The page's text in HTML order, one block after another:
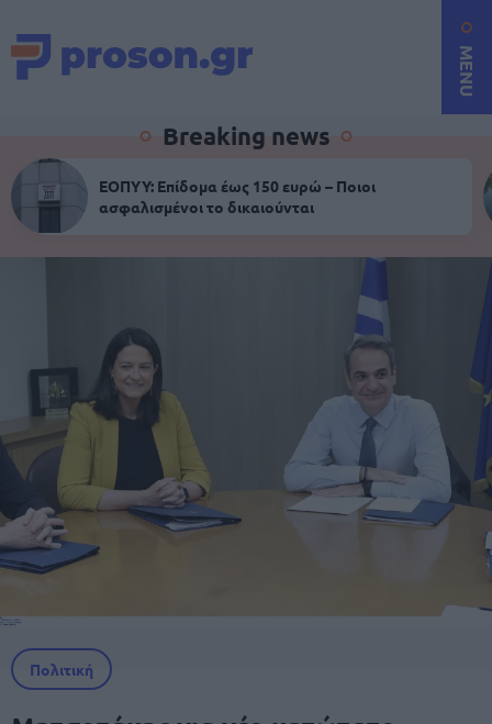
MENU
Breaking news
ΕΟΠΥΥ: Επίδομα έως 150 ευρώ – Ποιοι
ασφαλισμένοι το δικαιούνται
Πολιτική